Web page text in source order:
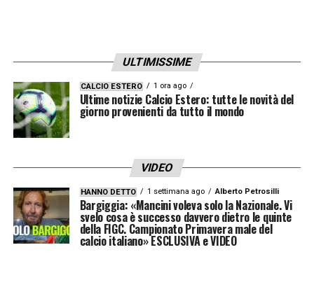
ULTIMISSIME
CALCIO ESTERO 1 ora ago
Ultime notizie Calcio Estero: tutte le novità del
giorno provenienti da tutto il mondo
VIDEO
HANNO DETTO 1 settimana ago Alberto Petrosilli
Bargiggia: «Mancini voleva solo la Nazionale. Vi
svelo cosa è successo davvero dietro le quinte
della FIGC. Campionato Primavera male del
calcio italiano» ESCLUSIVA e VIDEO